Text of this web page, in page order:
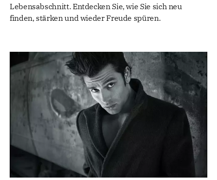
Lebensabschnitt. Entdecken Sie, wie Sie sich neu
finden, stärken und wieder Freude spüren.